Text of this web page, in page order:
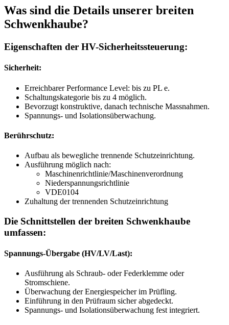
Was sind die Details unserer breiten
Schwenkhaube?
Eigenschaften der HV-Sicherheitssteuerung:
Sicherheit:
Erreichbarer Performance Level: bis zu PL e.
Schaltungskategorie bis zu 4 möglich.
Bevorzugt konstruktive, danach technische Massnahmen.
Spannungs- und Isolationsüberwachung.
Berührschutz:
Aufbau als bewegliche trennende Schutzeinrichtung.
Ausführung möglich nach:
Maschinenrichtlinie/Maschinenverordnung
Niederspannungsrichtlinie
VDE0104
Zuhaltung der trennenden Schutzeinrichtung
Die Schnittstellen der breiten Schwenkhaube
umfassen:
Spannungs-Übergabe (HV/LV/Last):
Ausführung als Schraub- oder Federklemme oder
Stromschiene.
Überwachung derEnergiespeicherim Prüfling.
Einführung in den Prüfraum sicher abgedeckt.
Spannungs- und Isolationsüberwachung fest integriert.